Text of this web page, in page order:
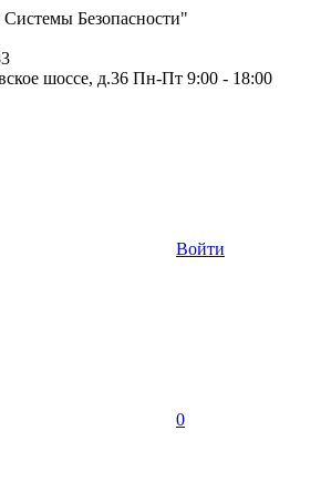
Безопасности"
шоссе, д.36 Пн-Пт 9:00 - 18:00
Войти
0